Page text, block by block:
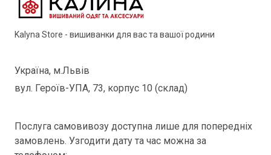
Kalyna Store - вишиванки для вас та вашої родини
Україна, м.Львів
вул. Героїв-УПА, 73, корпус 10 (склад)
Послуга самовивозу доступна лише для попередніх
замовлень. Узгодити дату та час можна за